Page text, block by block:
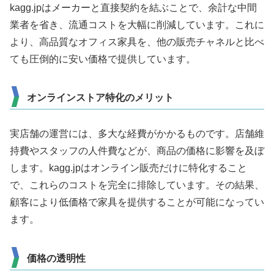
kagg.jpはメーカーと直接契約を結ぶことで、余計な中間
業者を省き、流通コストを大幅に削減しています。これに
より、高品質なオフィス家具を、他の販売チャネルと比べ
ても圧倒的に安い価格で提供しています。
オンラインストア特化のメリット
実店舗の運営には、多大な経費がかかるものです。店舗維
持費やスタッフの人件費などが、商品の価格に影響を及ぼ
します。kagg.jpはオンライン販売だけに特化すること
で、これらのコストを完全に排除しています。その結果、
顧客により低価格で家具を提供することが可能になってい
ます。
価格の透明性